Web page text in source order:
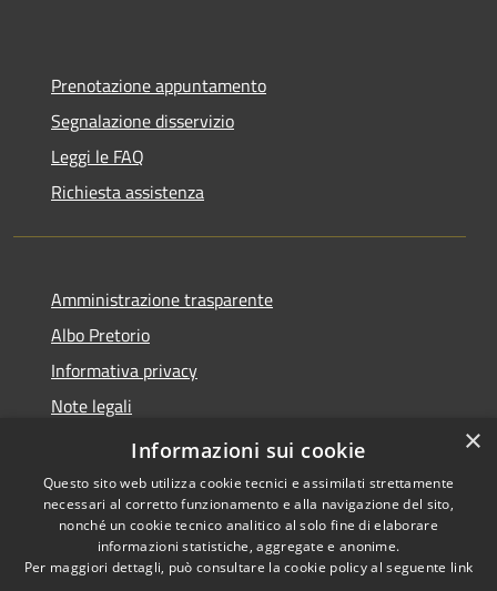
Prenotazione appuntamento
Segnalazione disservizio
Leggi le FAQ
Richiesta assistenza
Amministrazione trasparente
Albo Pretorio
Informativa privacy
Note legali
Dichiarazione di accessibilità
Accessibilità
Copyright © 2026 • Città di
Andria • Powered by
×
Informazioni sui cookie
Questo sito web utilizza cookie tecnici e assimilati strettamente
necessari al corretto funzionamento e alla navigazione del sito,
nonché un cookie tecnico analitico al solo fine di elaborare
informazioni statistiche, aggregate e anonime.
Per maggiori dettagli, può consultare la cookie policy al seguente link